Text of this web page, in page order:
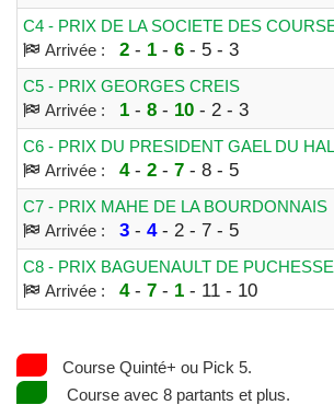
C4 - PRIX DE LA SOCIETE DES
Arrivée :
2- 1 - 6- 5 - 3
C5 - PRIX GEORGES CREIS
Arrivée :
1 - 8- 10- 2 - 3
C6 - PRIX DU PRESIDENT GAEL DU
Arrivée :
4- 2- 7- 8 - 5
C7 - PRIX MAHE DE LA BOURDONNAIS
Arrivée :
3- 4- 2 - 7 - 5
C8 - PRIX BAGUENAULT DE PUCHESSE
Arrivée :
4- 7- 1 - 11 - 10
Course Quinté+ ou Pick 5.
Course avec 8 partants et plus.